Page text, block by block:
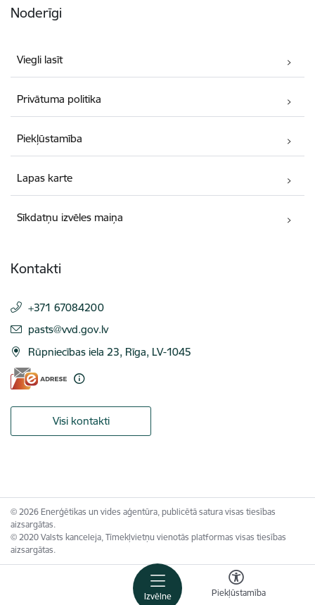
Izvēlne Piekļūstamība
Noderīgi
Viegli lasīt
Privātuma politika
Piekļūstamība
Lapas karte
Sīkdatņu izvēles maiņa
Kontakti
+371 67084200
E-pasts:
pasts@vvd.gov.lv
Rūpniecības iela 23, Rīga, LV-1045
Visi kontakti
© 2026 Enerģētikas un vides aģentūra, publicētā satura visas tiesības
aizsargātas.
© 2020 Valsts kanceleja, Tīmekļvietņu vienotās platformas visas tiesības
aizsargātas.